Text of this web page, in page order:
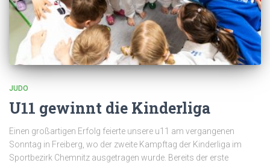
JUDO
U11 gewinnt die Kinderliga
Einen großartigen Erfolg feierte unsere u11 am vergangenen
Sonntag in Freiberg, wo der zweite Kampftag der Kinderliga im
Sportbezirk Chemnitz ausgetragen wurde. Bereits der erste